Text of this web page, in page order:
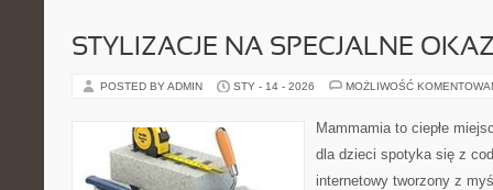
STYLIZACJE NA SPECJALNE
POSTED BY ADMIN STY - 14 - 2026 MOŻLIWOŚĆ
Mammamia to ciepłe
dla dzieci spotyka się z
internetowy tworzony z